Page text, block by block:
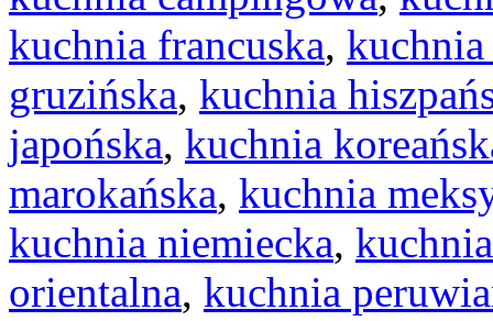
kuchnia francuska,
gruzińska, kuchnia
japońska, kuchnia
marokańska, kuchnia
kuchnia niemiecka,
orientalna, kuchnia